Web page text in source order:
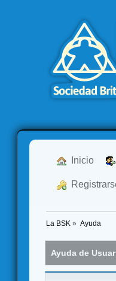
Inicio
La BSK » Ayuda
Ayuda de